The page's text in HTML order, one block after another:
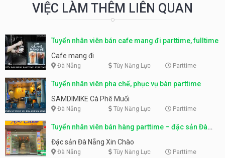
VIỆC LÀM THÊM LIÊN QUAN
Tuyển nhân viên bán cafe mang đi parttime, fulltime
Cafe mang đi
Đà Nẵng Tùy Năng Lực Parttime
Tuyển nhân viên pha chế, phục vụ bàn parttime
SAMDIMIKE Cà Phê Muối
Đà Nẵng Tùy Năng Lực Parttime
Tuyển nhân viên bán hàng parttime – đặc sản Đà
Nẵng
Đặc sản Đà Nẵng Xin Chào
Đà Nẵng Tùy Năng Lực Parttime